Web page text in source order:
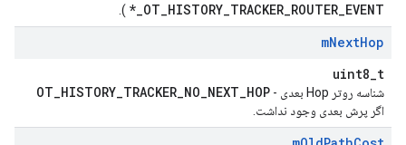
OT_HISTORY_TRACKER_ROUTER_EVENT_*
).
mNextHop
uint8_t
شناسه روتر Hop بعدی - OT_HISTORY_TRACKER_NO_NEXT_HOP
اگر پرش بعدی وجود نداشت.